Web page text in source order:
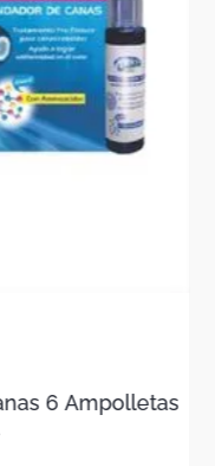
6 Ampolletas